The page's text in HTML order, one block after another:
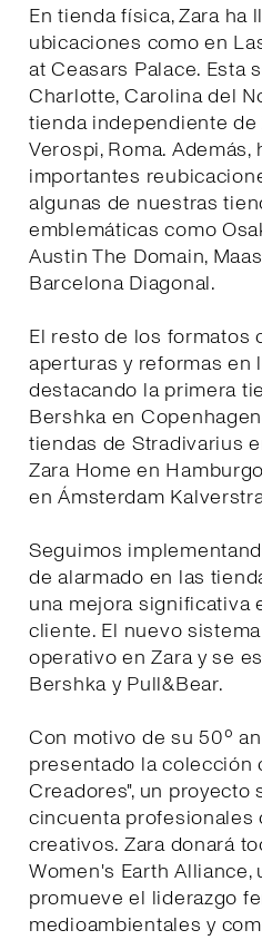
En tienda física, Zara ha
ubicaciones como en
at Ceasars Palace. Esta
Charlotte, Carolina del
tienda independiente de
Verospi, Roma.
importantes
algunas de nuestras
emblemáticas como
Austin The Domain,
Barcelona Diagonal.
El resto de los formatos
aperturas y reformas en
destacando la primera
Bershka en
tiendas de Stradivarius
Zara Home en
en Ámsterdam
Seguimos
de alarmado en las
una mejora significativa
cliente. El nuevo
operativo en Zara y se
Bershka y Pull&Bear.
Con motivo de su 50º
presentado la colección
Creadores", un
cincuenta
creativos. Zara donará
Women's Earth
promueve el liderazgo
medioambientales y